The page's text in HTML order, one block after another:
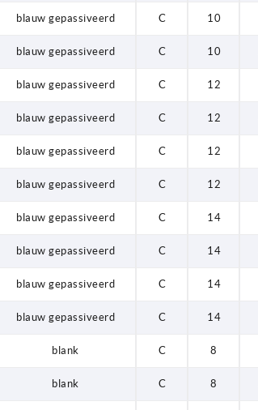
blauw gepassiveerd C 10
blauw gepassiveerd C 10
blauw gepassiveerd C 12
blauw gepassiveerd C 12
blauw gepassiveerd C 12
blauw gepassiveerd C 12
blauw gepassiveerd C 14
blauw gepassiveerd C 14
blauw gepassiveerd C 14
blauw gepassiveerd C 14
blank C 8
blank C 8